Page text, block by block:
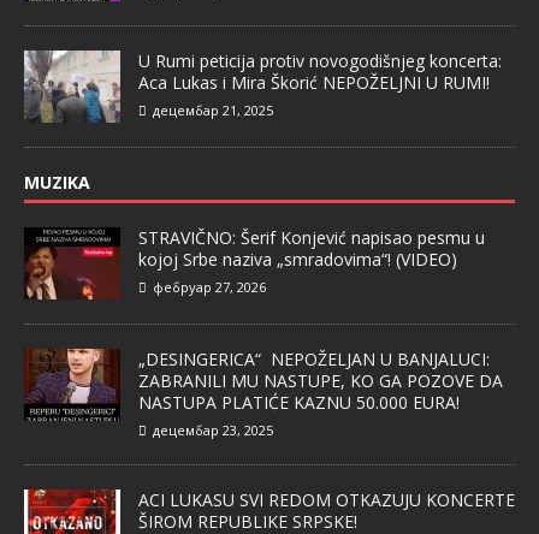
U Rumi peticija protiv novogodišnjeg koncerta:
Aca Lukas i Mira Škorić NEPOŽELJNI U RUMI!
децембар 21, 2025
MUZIKA
STRAVIČNO: Šerif Konjević napisao pesmu u
kojoj Srbe naziva „smradovima“! (VIDEO)
фебруар 27, 2026
„DESINGERICA“ NEPOŽELJAN U BANJALUCI:
ZABRANILI MU NASTUPE, KO GA POZOVE DA
NASTUPA PLATIĆE KAZNU 50.000 EURA!
децембар 23, 2025
ACI LUKASU SVI REDOM OTKAZUJU KONCERTE
ŠIROM REPUBLIKE SRPSKE!